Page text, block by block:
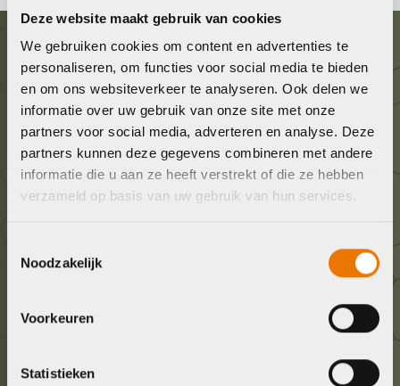
Deze website maakt gebruik van cookies
We gebruiken cookies om content en advertenties te
personaliseren, om functies voor social media te bieden
en om ons websiteverkeer te analyseren. Ook delen we
informatie over uw gebruik van onze site met onze
partners voor social media, adverteren en analyse. Deze
partners kunnen deze gegevens combineren met andere
informatie die u aan ze heeft verstrekt of die ze hebben
verzameld op basis van uw gebruik van hun services.
Noodzakelijk
Voorkeuren
Statistieken
Graag in contact komen?
Wij staan voor je klaar! Neem contact op via de
onderstaande gegevens.
Stuur ons een e-mail
Geef ons een belletje
Brouwerstraat 8B